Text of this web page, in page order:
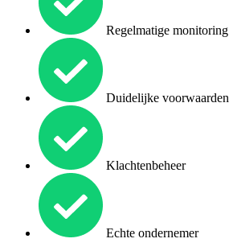
Regelmatige monitoring
Duidelijke voorwaarden
Klachtenbeheer
Echte ondernemer